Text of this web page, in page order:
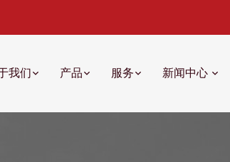
我们 产品 服务 新闻中心